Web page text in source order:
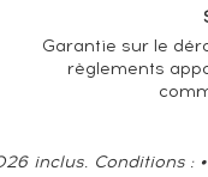
EN 2026
Garantie sur le
règlements
inclus. Conditions :